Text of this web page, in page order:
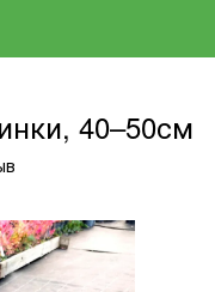
40–50см